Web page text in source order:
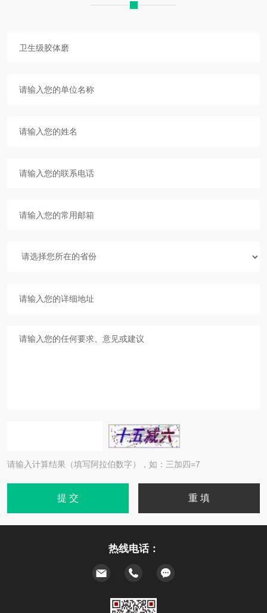
请输入计算结果（填写阿拉伯数字），如：三加四=7
热线电话：